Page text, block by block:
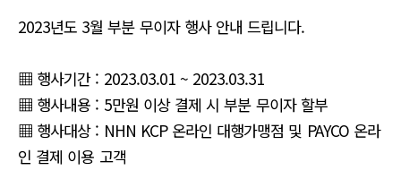
2023년도 3월 부분 무이자 행사 안내 드립니다.
▦ 행사기간 : 2023.03.01 ~ 2023.03.31
▦ 행사내용 : 5만원 이상 결제 시 부분 무이자 할부
▦ 행사대상 : NHN KCP 온라인 대행가맹점 및 PAYCO 온라
인 결제 이용 고객